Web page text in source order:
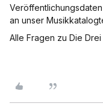
an unser
Alle Fragen zu Die Drei